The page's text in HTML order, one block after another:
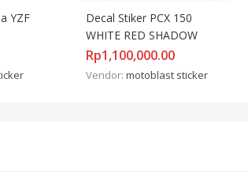
YZF
Decal Stiker PCX 150
WHITE RED SHADOW
Rp1,100,000.00
Vendor: motoblast sticker